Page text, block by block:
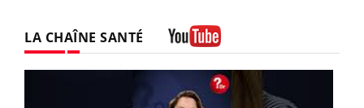
LA CHAÎNE SANTÉ